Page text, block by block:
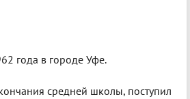
года в городе Уфе.
средней школы, поступил